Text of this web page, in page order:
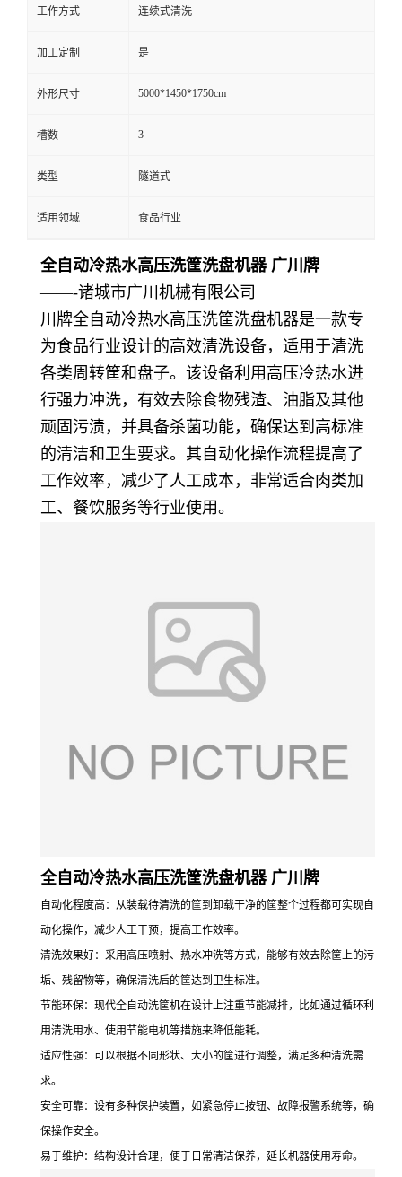
工作方式 连续式清洗
加工定制 是
外形尺寸 5000*1450*1750cm
槽数 3
类型 隧道式
适用领域 食品行业
全自动冷热水高压洗筐洗盘机器 广川牌
——-诸城市广川机械有限公司
川牌全自动冷热水高压洗筐洗盘机器是一款专
为食品行业设计的高效清洗设备，适用于清洗
各类周转筐和盘子。该设备利用高压冷热水进
行强力冲洗，有效去除食物残渣、油脂及其他
顽固污渍，并具备杀菌功能，确保达到高标准
的清洁和卫生要求。其自动化操作流程提高了
工作效率，减少了人工成本，非常适合肉类加
工、餐饮服务等行业使用。
全自动冷热水高压洗筐洗盘机器 广川牌
自动化程度高：从装载待清洗的筐到卸载干净的筐整个过程都可实现自
动化操作，减少人工干预，提高工作效率。
清洗效果好：采用高压喷射、热水冲洗等方式，能够有效去除筐上的污
垢、残留物等，确保清洗后的筐达到卫生标准。
节能环保：现代全自动洗筐机在设计上注重节能减排，比如通过循环利
用清洗用水、使用节能电机等措施来降低能耗。
适应性强：可以根据不同形状、大小的筐进行调整，满足多种清洗需
求。
安全可靠：设有多种保护装置，如紧急停止按钮、故障报警系统等，确
保操作安全。
易于维护：结构设计合理，便于日常清洁保养，延长机器使用寿命。